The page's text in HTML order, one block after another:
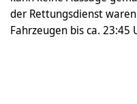
der Rettungsdienst
Fahrzeugen bis ca. 23:45